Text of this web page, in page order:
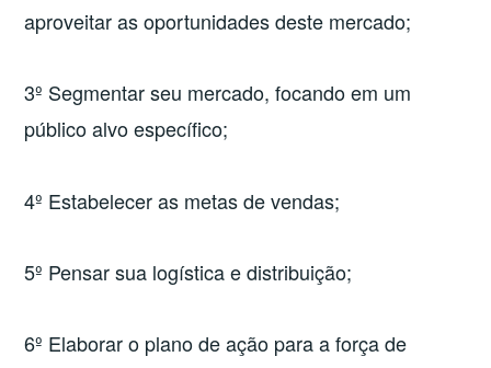
aproveitar as oportunidades deste mercado;
3º Segmentar seu mercado, focando em um
público alvo específico;
4º Estabelecer as metas de vendas;
5º Pensar sua logística e distribuição;
6º Elaborar o plano de ação para a força de